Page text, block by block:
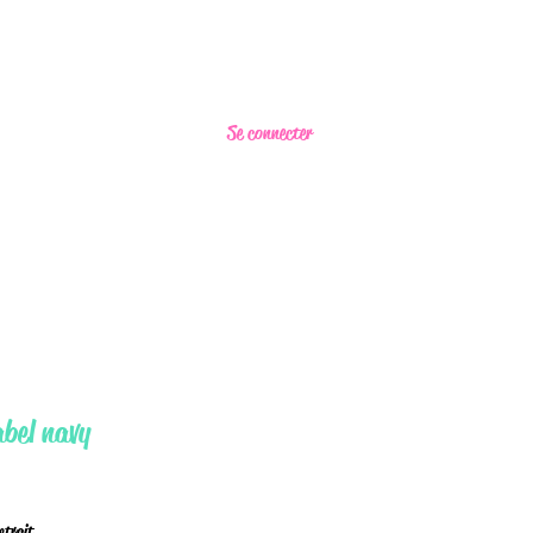
Se connecter
navy